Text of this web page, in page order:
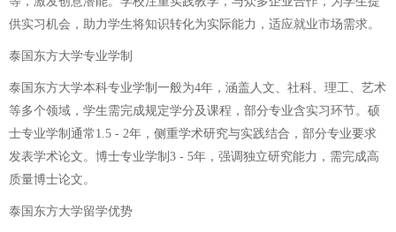
供实习机会，助力学生将知识转化为实际能力，适应就业市场需求。
泰国东方大学专业学制
泰国东方大学本科专业学制一般为4年，涵盖人文、社科、理工、艺术
等多个领域，学生需完成规定学分及课程，部分专业含实习环节。硕
士专业学制通常1.5 - 2年，侧重学术研究与实践结合，部分专业要求
发表学术论文。博士专业学制3 - 5年，强调独立研究能力，需完成高
质量博士论文。
泰国东方大学留学优势